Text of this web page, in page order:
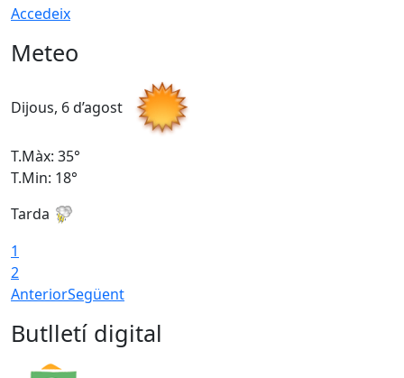
Accedeix
Meteo
Dijous, 6 d’agost
T.Màx: 35°
T.Min: 18°
Tarda
1
2
AnteriorSegüent
Butlletí digital